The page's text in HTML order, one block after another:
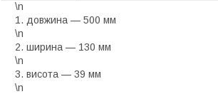
\n
довжина — 500 мм
\n
ширина — 130 мм
\n
висота — 39 мм
\n